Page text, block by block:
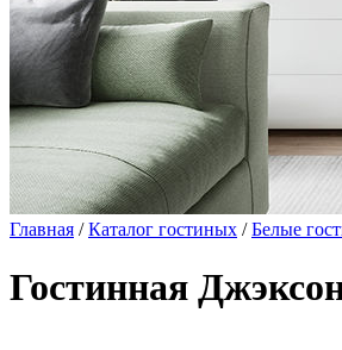
Главная /Каталог гостиных /Белые
Гостинная